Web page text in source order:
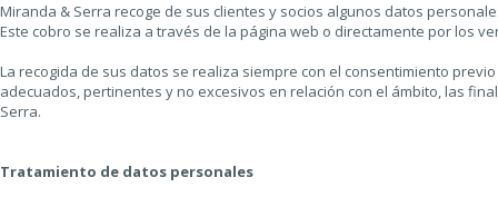
Miranda & Serra recoge de sus clientes y socios algunos datos
Este cobro se realiza a través de la página web o directamente por los
La recogida de sus datos se realiza siempre con el consentimiento
adecuados, pertinentes y no excesivos en relación con el ámbito, las
Serra.
Tratamiento de datos personales